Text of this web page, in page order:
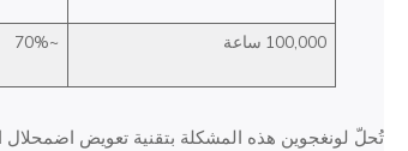
100,000 ساعة
~70%
تُحلّ لونغجوين هذه المشكلة بتقنية تعويض اضمحلال